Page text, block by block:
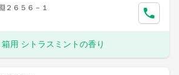
２６５６－１
用 シトラスミントの香り